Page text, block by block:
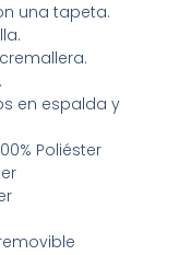
una tapeta.
en espalda y
Poliéster